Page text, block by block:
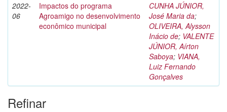
2022-
06
Impactos do programa
Agroamigo no desenvolvimento
econômico municipal
CUNHA JÚNIOR,
José Maria da;
OLIVEIRA, Alysson
Inácio de; VALENTE
JÚNIOR, Aírton
Saboya; VIANA,
Luiz Fernando
Gonçalves
Refinar